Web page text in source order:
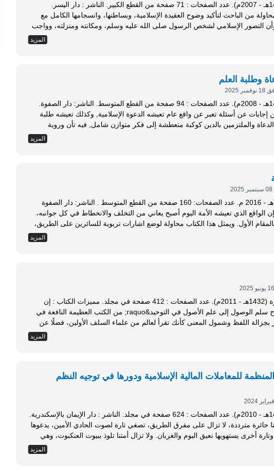
تاريخ النشر : الطبعة الأولى (1428هـ - 2007م). عدد الصفحات : 71 صفحة من القطع الكبير. الناشر : دار اليسر.
الكتاب هو محاولة من الباحث لتأكيد وضوح العقيدة الإسلامية، وبساطتها، وانسجامها الكامل مع
التصور الإسلامي لشخص الرسول صلى الله عليه وسلم، ومكانته ومنزلته، وواجب
المزيد
وطلبة العلم
تاريخ النشر : الطبعة الأولى (1429هـ - 2008م). عدد الصفحات : 94 صفحة من القطع المتوسط. الناشر: دار الصفوة.
عبارة عن إجابات عن أسئلة تعبر عن واقع عام تعيشه الدعوة الإسلامية, وكذلك تعيشه طلبة
والملتزمين بالدين كوكبة متعطشة إلى فكر متوازن شامل, فيه تأن وروية
المزيد
تاريخ النشر: الطبعة الأولى 1437هـ - 2016 م. عدد الصفحات: 160 صفحة من القطع المتوسط . الناشر: دار الصفوة
للنشر والتوزيع. نبذة عن الكتاب: إن الواقع الذي تعيشه الأمة اليوم أصبح يعاني من التخلف والانحطاط في كل جوانبه،
وإن أزمتنا المعاصرة أزمة تربية بالمقام الأول. ويمثل هذا الكتاب محاولة لوضع اشارات تربوية للسائرين على الطريق،
المزيد
تاريخ النشر : الطبعة الثامنة عشرة (1432هـ - 2011م). عدد الصفحات : 412 صفحة في مجلد. مميزات الكتاب : إن
كتاب &laquo;معارج القبول بشرح سلم الوصول إلى علم الأصول في التوحيد&raquo; من الكتب العظيمة النافعة في
اللفظ وشمول المعنى كأنك تقرأ لعالم من علماء السلف الأولين، فضلًا عن
المزيد
للمعاملات المالية الإسلامية ودورها في توجيه النظم
تاريخ النشر : الطبعة الأولى (1431هـ - 2010م). عدد الصفحات : 624 صفحة في مجلد. الناشر : دار الإيمان بالإسكندرية.
الكتاب : لا تزال أمتنا حائرة مترددة، لا تزال على مفرق الطريق، تصغي تارة لصوت الحادي الأمين، يدعوها
للسير في طريق العز والتمكين، وتارة أخرى يستهويها نعيق البوم والغربان. ولا تزال أمتنا تلوذ ببيوت العنكبوت، وهي
المزيد